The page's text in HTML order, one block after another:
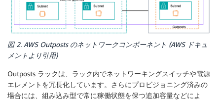
図 2. AWS Outposts のネットワークコンポーネント (AWS ドキュ
メントより引用)
Outposts ラックは、ラック内でネットワーキングスイッチや電源
エレメントを冗長化しています。さらにプロビジョニング済みの
場合には、組み込み型で常に稼働状態を保つ追加容量などによ